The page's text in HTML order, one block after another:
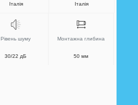
Італія Італія
Рівень шуму
30/22 дБ
Монтажна глибина
50 мм